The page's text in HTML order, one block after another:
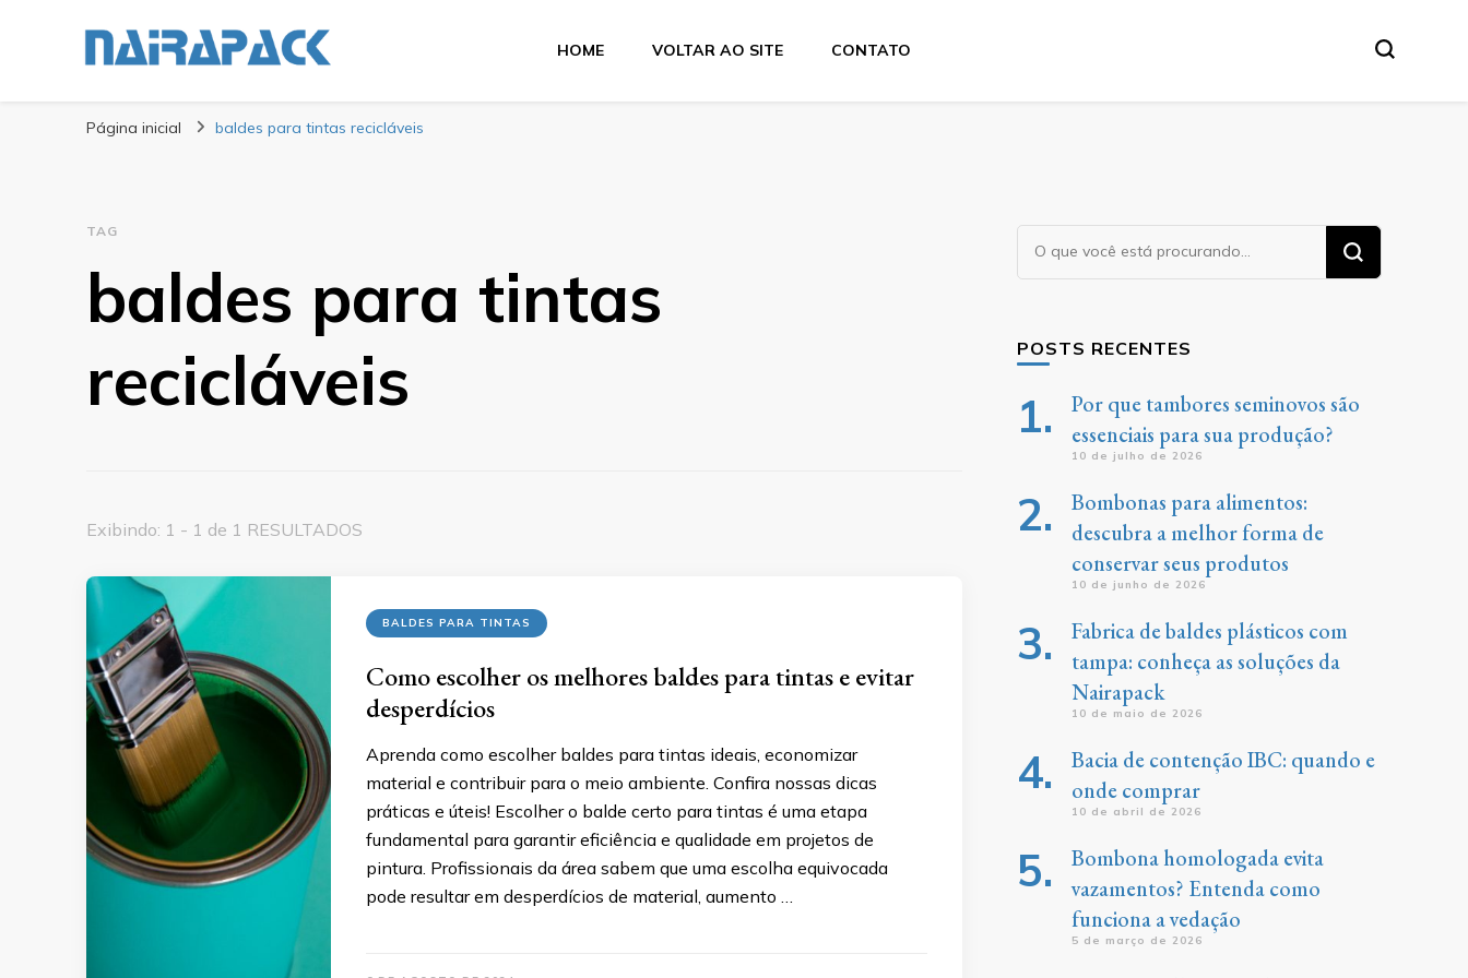
Blog Nairapack
HOME VOLTAR AO SITE CONTATO
Página inicial baldes para tintas recicláveis
TAG
baldes para tintas
recicláveis
Exibindo: 1 - 1 de 1 RESULTADOS
BALDES PARA TINTAS
Como escolher os melhores baldes para tintas e evitar
desperdícios
Aprenda como escolher baldes para tintas ideais, economizar
material e contribuir para o meio ambiente. Confira nossas dicas
práticas e úteis! Escolher o balde certo para tintas é uma etapa
fundamental para garantir eficiência e qualidade em projetos de
pintura. Profissionais da área sabem que uma escolha equivocada
pode resultar em desperdícios de material, aumento …
Procurando
algo?
POSTS RECENTES
Por que tambores seminovos são
essenciais para sua produção?
10 de julho de 2026
Bombonas para alimentos:
descubra a melhor forma de
conservar seus produtos
10 de junho de 2026
Fabrica de baldes plásticos com
tampa: conheça as soluções da
Nairapack
10 de maio de 2026
Bacia de contenção IBC: quando e
onde comprar
10 de abril de 2026
Bombona homologada evita
vazamentos? Entenda como
funciona a vedação
5 de março de 2026